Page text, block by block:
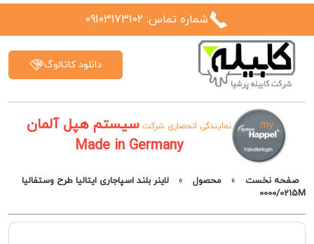
نمایندگی انحصاری شرکت سیستم هپل آلمان
Made in Germany
دانلود کاتالوگ
شماره تماس: 09103173102
صفحه نخست » محصول »
لاینر بلند اسپاجاری ایتالیا طرح وستفالیا
0000/0215M